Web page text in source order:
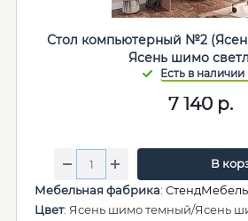
Стол компьютерный №2
Ясень шимо
7 140р.
В
Мебельная фабрика: СтендМебель
Цвет: Ясень шимо темный/Ясень